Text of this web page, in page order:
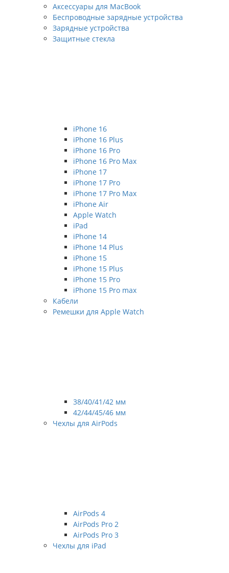
Аксессуары для MacBook
Беспроводные зарядные устройства
Зарядные устройства
Защитные стекла
iPhone 16
iPhone 16 Plus
iPhone 16 Pro
iPhone 16 Pro Max
iPhone 17
iPhone 17 Pro
iPhone 17 Pro Max
iPhone Air
Apple Watch
iPad
iPhone 14
iPhone 14 Plus
iPhone 15
iPhone 15 Plus
iPhone 15 Pro
iPhone 15 Pro max
Кабели
Ремешки для Apple Watch
38/40/41/42 мм
42/44/45/46 мм
Чехлы для AirPods
AirPods 4
AirPods Pro 2
AirPods Pro 3
Чехлы для iPad